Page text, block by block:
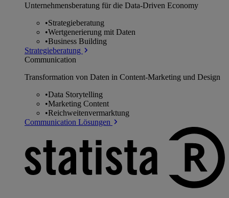
Unternehmens­beratung für die Data-Driven Economy
•Strategieberatung
•Wertgenerierung mit Daten
•Business Building
Strategieberatung
Communication
Transformation von Daten in Content-Marketing und Design
•Data Storytelling
•Marketing Content
•Reichweitenvermarktung
Communication Lösungen